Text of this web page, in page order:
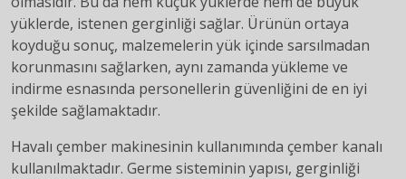
yüklerde, istenen gerginliği sağlar. Ürünün ortaya
koyduğu sonuç, malzemelerin yük içinde sarsılmadan
korunmasını sağlarken, aynı zamanda yükleme ve
indirme esnasında personellerin güvenliğini de en iyi
şekilde sağlamaktadır.
Havalı çember makinesinin kullanımında çember kanalı
kullanılmaktadır. Germe sisteminin yapısı, gerginliği